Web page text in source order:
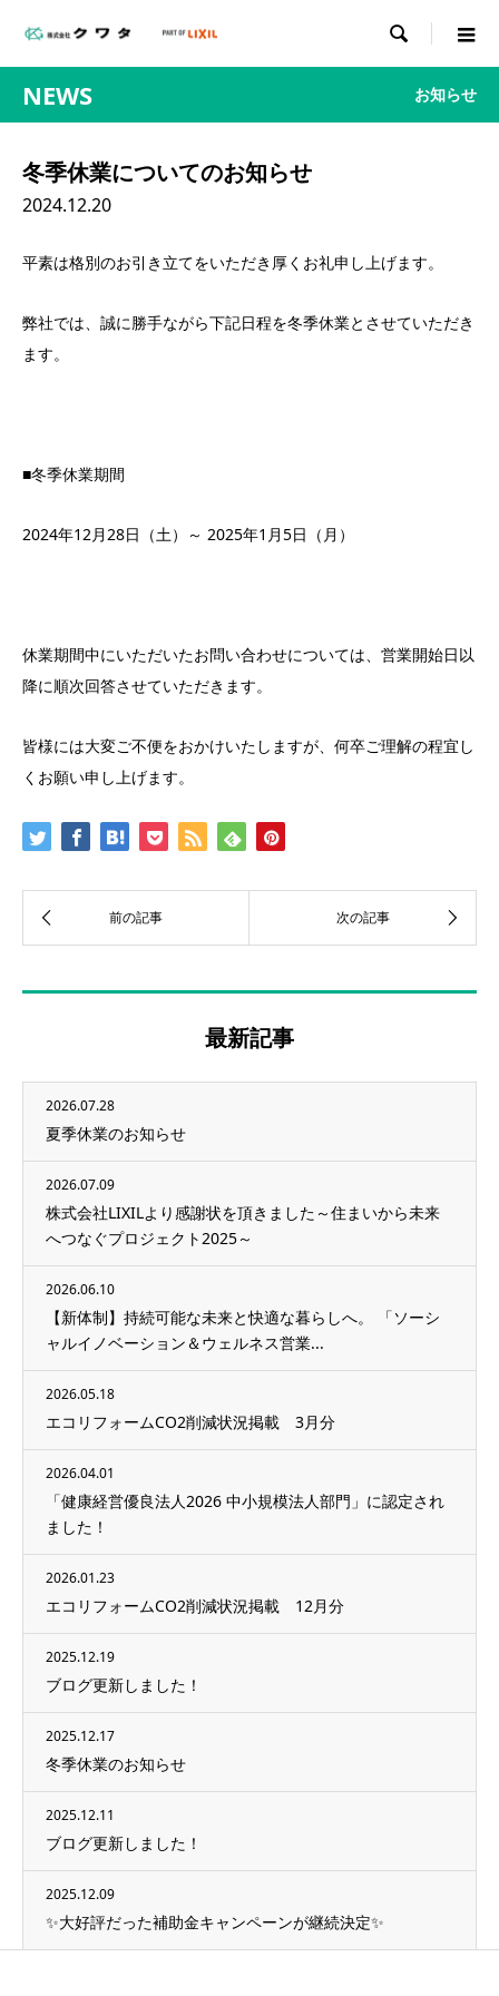

NEWS お知らせ
冬季休業についてのお知らせ
2024.12.20
平素は格別のお引き立てをいただき厚くお礼申し上げます。
弊社では、誠に勝手ながら下記日程を冬季休業とさせていただき
ます。
■冬季休業期間
2024年12月28日（土）～ 2025年1月5日（月）
休業期間中にいただいたお問い合わせについては、営業開始日以
降に順次回答させていただきます。
皆様には大変ご不便をおかけいたしますが、何卒ご理解の程宜し
くお願い申し上げます。
最新記事
2026.07.28
夏季休業のお知らせ
2026.07.09
株式会社LIXILより感謝状を頂きました～住まいから未来
へつなぐプロジェクト2025～
2026.06.10
【新体制】持続可能な未来と快適な暮らしへ。 「ソーシ
ャルイノベーション＆ウェルネス営業...
2026.05.18
エコリフォームCO2削減状況掲載 3月分
2026.04.01
「健康経営優良法人2026 中小規模法人部門」に認定され
ました！
2026.01.23
エコリフォームCO2削減状況掲載 12月分
2025.12.19
ブログ更新しました！
2025.12.17
冬季休業のお知らせ
2025.12.11
ブログ更新しました！
2025.12.09
✨大好評だった補助金キャンペーンが継続決定✨